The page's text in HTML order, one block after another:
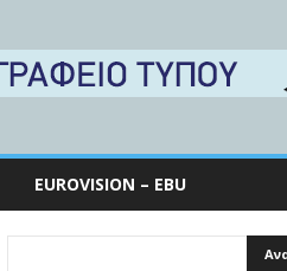
EUROVISION – EBU